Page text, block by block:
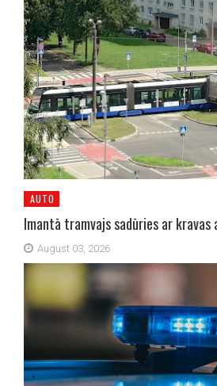
AUTO
Imantā tramvajs sadūries ar kravas
August 03, 2026